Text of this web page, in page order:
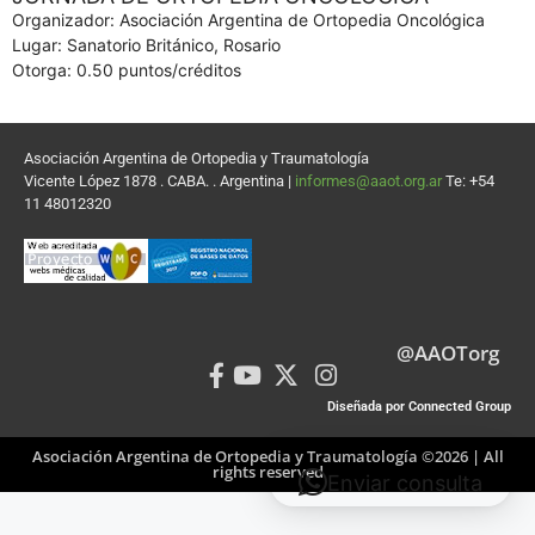
Organizador: Asociación Argentina de Ortopedia Oncológica
Lugar: Sanatorio Británico, Rosario
Otorga: 0.50 puntos/créditos
Asociación Argentina de Ortopedia y Traumatología
Vicente López 1878 . CABA. . Argentina | informes@aaot.org.ar Te: +54
11 48012320
@AAOTorg
Diseñada por Connected Group
Asociación Argentina de Ortopedia y Traumatología ©2026 | All
rights reserved Enviar consulta